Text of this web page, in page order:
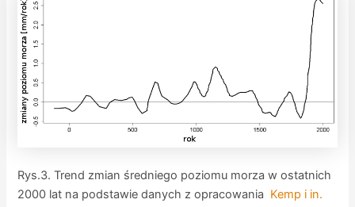
Rys.3. Trend zmian średniego poziomu morza w ostatnich
2000 lat na podstawie danych z opracowania Kemp i in.